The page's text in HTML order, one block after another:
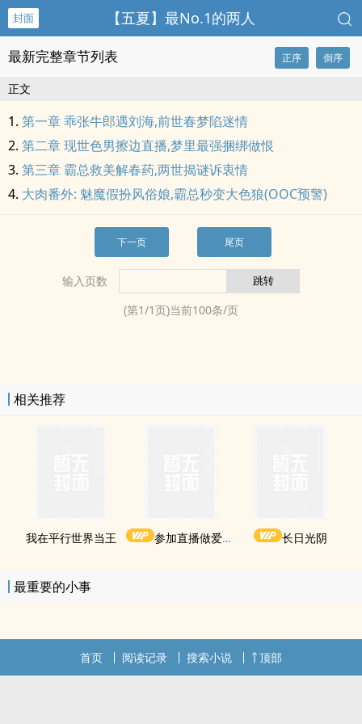
封面 【五夏】最No.1的两人
最新完整章节列表 正序 倒序
正文
第一章 乖张牛郎遇刘海,前世春梦陷迷情
第二章 现世色男擦边直播,梦里最强捆绑做恨
第三章 霸总救美解春药,两世揭谜诉衷情
大肉番外: 魅魔假扮风俗娘,霸总秒变大色狼(OOC预警)
下一页 尾页
输入页数
(第1/1页)当前100条/页
相关推荐
我在平行世界当王 参加直播做爱综艺后我火了(NPH) 长日光阴
最重要的小事
首页 阅读记录 搜索小说 顶部